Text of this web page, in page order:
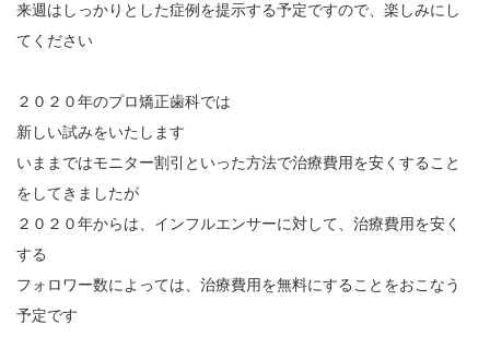
来週はしっかりとした症例を提示する予定ですので、楽しみにし
てください
２０２０年のプロ矯正歯科では
新しい試みをいたします
いままではモニター割引といった方法で治療費用を安くすること
をしてきましたが
２０２０年からは、インフルエンサーに対して、治療費用を安く
する
フォロワー数によっては、治療費用を無料にすることをおこなう
予定です